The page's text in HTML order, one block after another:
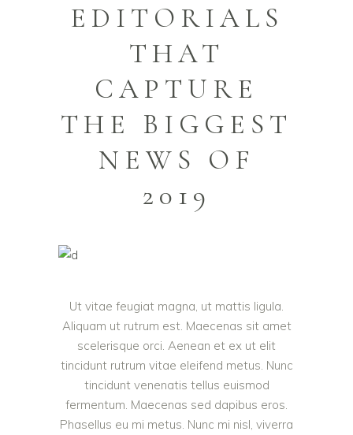
EDITORIALS
THAT
CAPTURE
THE BIGGEST
NEWS OF
2019
Ut vitae feugiat magna, ut mattis ligula.
Aliquam ut rutrum est. Maecenas sit amet
scelerisque orci. Aenean et ex ut elit
tincidunt rutrum vitae eleifend metus. Nunc
tincidunt venenatis tellus euismod
fermentum. Maecenas sed dapibus eros.
Phasellus eu mi metus. Nunc mi nisl, viverra